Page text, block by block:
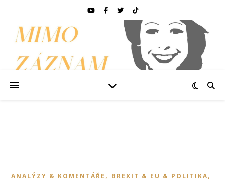
ANALÝZY & KOMENTÁŘE , BREXIT & EU & POLITIKA,